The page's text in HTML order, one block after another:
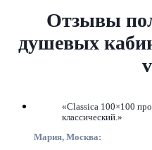
Отзывы
душевых
«Classica 100×100
классический.»
Мария, Москва: